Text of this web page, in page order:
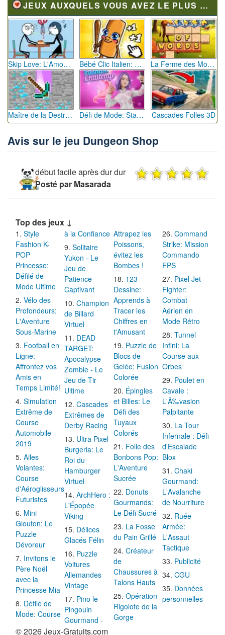
JEUX AUXQUELS VOUS AVEZ LE PLUS JOUÉ
Skip Love: L'Amour en Péril Bébé Clic Italien: La Folie des Petits Bambins La Ferme des Mots - Cultivez votre Vocabulaire
Maître de la Destruction: Fusion de Pioches Défi de Mode: Star du Podium Cascades Folles 3D
Avis sur le jeu Dungeon Shop
début facile après dur dur
Posté par Masarada
Top des jeux ↓
Style
Fashion K-
POP
Princesse:
Défilé de
Mode Ultime
Vélo des
Profondeurs:
L'Aventure
Sous-Marine
Football en
Ligne:
Affrontez vos
Amis en
Temps Limité!
Simulation
Extrême de
Course
Automobile
2019
Ailes
Volantes:
Course
d'Aéroglisseurs
Futuristes
Mini
Glouton: Le
Puzzle
Dévoreur
Invitons le
Père Noël
avec la
Princesse Mia
Défilé de
Mode: Course
à la Confiance
Solitaire
Yukon - Le
Jeu de
Patience
Captivant
Champion
de Billard
Virtuel
DEAD
TARGET:
Apocalypse
Zombie - Le
Jeu de Tir
Ultime
Cascades
Extrêmes de
Derby Racing
Ultra Pixel
Burgeria: Le
Roi du
Hamburger
Virtuel
ArchHero :
L'Épopée
Viking
Délices
Glacés Félin
Puzzle
Voitures
Allemandes
Vintage
Pino le
Pingouin
Gourmand -
Attrapez les
Poissons,
évitez les
Bombes !
123
Dessine:
Apprends à
Tracer les
Chiffres en
t'Amusant
Puzzle de
Blocs de
Gelée: Fusion
Colorée
Épingles
et Billes: Le
Défi des
Tuyaux
Colorés
Folie des
Bonbons Pop:
L'Aventure
Sucrée
Donuts
Gourmands:
Le Défi Sucré
La Fosse
du Pain Grillé
Créateur
de
Chaussures à
Talons Hauts
Opération
Rigolote de la
Gorge
Command
Strike: Mission
Commando
FPS
Pixel Jet
Fighter:
Combat
Aérien en
Mode Rétro
Tunnel
Infini: La
Course aux
Orbes
Poulet en
Cavale :
L'Ã‰vasion
Palpitante
La Tour
Infernale : Défi
d'Escalade
Blox
Chaki
Gourmand:
L'Avalanche
de Nourriture
Ruée
Armée:
L'Assaut
Tactique
Publicité
CGU
Données
personnelles
© 2026 Jeux-Gratuits.com